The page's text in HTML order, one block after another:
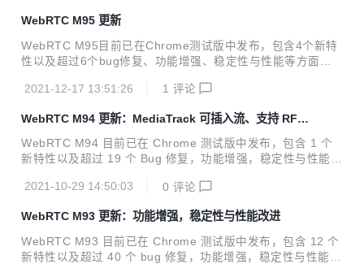
WebRTC M95 更新
WebRTC M95目前已在Chrome测试版中发布，包含4个新特
性以及超过6个bug修复、功能增强、稳定性与性能等方面的
关内容，帮助开发者获得最新资讯，走在行业前沿。 01.亮点
里程碑。详情见公告。 02. 功能及问题修复 可登陆：https://b
ugs.chromium.org/p/webrtc/issues/list 输入问题 ID 即可查
询 Bug 详情。 No.1 类型：Feature 问题 ID：1146942 描
述：chromium/webrtc使用...
2021-12-17 13:51:26 1 评论
WebRTC M94 更新：MediaTrack 可插入流、支持 RFC
2198 冗余项
WebRTC M94 目前已在 Chrome 测试版中发布，包含 1 个
新特性以及超过 19 个 Bug 修复，功能增强，稳定性与性能等
diaStreamTrack 的可插入流 API 目前可以作为稳定 Web API
修改音频或视频流。 更多有关信息见：https://web.dev/medi
astreamtrack-insertable-media-processing/ 2. 非标准的 R
TCConfiguration.offerExtmapAllowM...
2021-10-29 14:50:03 0 评论
WebRTC M93 更新：功能增强，稳定性与性能改进
WebRTC M93 目前已在 Chrome 测试版中发布，包含 12 个
新特性以及超过 40 个 bug 修复，功能增强，稳定性与性能等